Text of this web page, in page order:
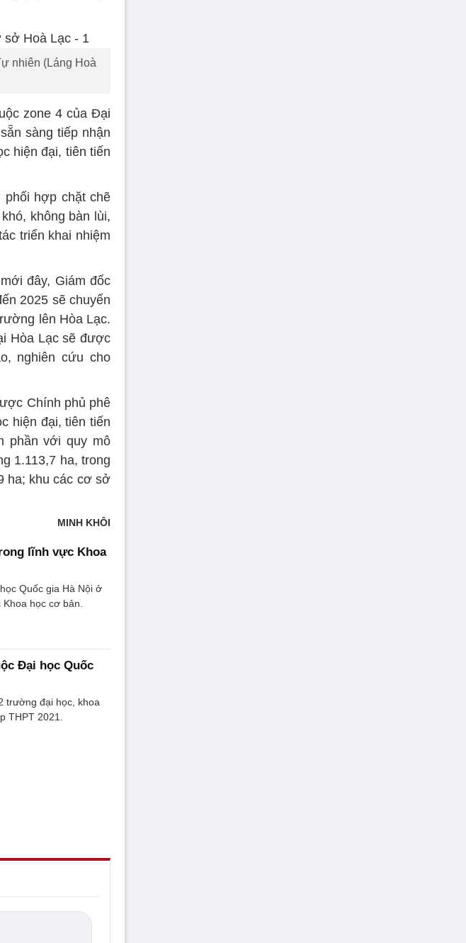
nhiên (Láng Hoà
zone 4 của Đại
sàng tiếp nhận
hiện đại, tiên tiến
phối hợp chặt chẽ
không bàn lùi,
triển khai nhiệm
đây, Giám đốc
2025 sẽ chuyển
lên Hòa Lạc.
Hòa Lạc sẽ được
nghiên cứu cho
Chính phủ phê
hiện đại, tiên tiến
phần với quy mô
1.113,7 ha, trong
ha; khu các cơ sở
MINH KHÔI
lĩnh vực Khoa
Quốc gia Hà Nội ở
học cơ bản.
Đại học Quốc
trường đại học, khoa
THPT 2021.